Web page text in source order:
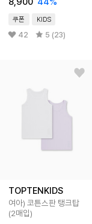
쿠폰 KIDS
42 5 (23)
TOPTENKIDS
여아) 코튼스판 탱크탑
(2매입)